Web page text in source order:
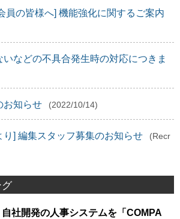
員の皆様へ] 機能強化に関するご案内
などの不具合発生時の対応につきま
お知らせ (2022/10/14)
り] 編集スタッフ募集のお知らせ
(Recr
社開発の人事システムを「COMPA